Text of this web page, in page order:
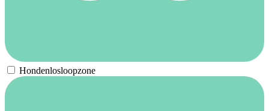
Hondenlosloopzone